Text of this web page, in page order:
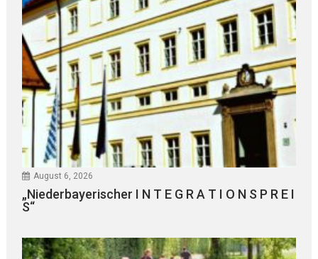
August 6, 2026
„Niederbayerischer I N T E G R A T I O N S P R E I
S“